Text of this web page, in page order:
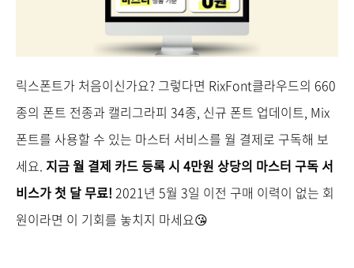
릭스폰트가 처음이신가요? 그렇다면 RixFont클라우드의 660
종의 폰트 전종과 캘리그라피 34종, 신규 폰트 업데이트, Mix
폰트를 사용할 수 있는 마스터 서비스를 월 결제로 구독해 보
세요. 지금 월 결제 카드 등록 시 4만원 상당의 마스터 구독 서
비스가 첫 달 무료! 2021년 5월 3일 이전 구매 이력이 없는 회
원이라면 이 기회를 놓치지 마세요😘